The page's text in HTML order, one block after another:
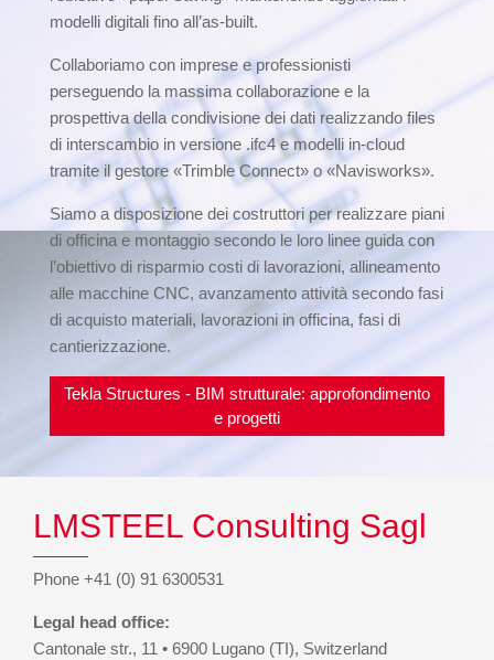
modelli digitali fino all’as-built.
Collaboriamo con imprese e professionisti
perseguendo la massima collaborazione e la
prospettiva della condivisione dei dati realizzando files
di interscambio in versione .ifc4 e modelli in-cloud
tramite il gestore «Trimble Connect» o «Navisworks».
Siamo a disposizione dei costruttori per realizzare piani
di officina e montaggio secondo le loro linee guida con
l’obiettivo di risparmio costi di lavorazioni, allineamento
alle macchine CNC, avanzamento attività secondo fasi
di acquisto materiali, lavorazioni in officina, fasi di
cantierizzazione.
Tekla Structures - BIM strutturale: approfondimento
e progetti
LMSTEEL Consulting Sagl
Phone +41 (0) 91 6300531
Legal head office:
Cantonale str., 11 • 6900 Lugano (TI), Switzerland